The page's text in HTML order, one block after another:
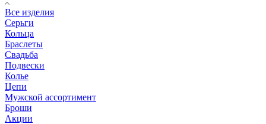
Все изделия
Серьги
Кольца
Браслеты
Свадьба
Подвески
Колье
Цепи
Мужской ассортимент
Броши
Акции